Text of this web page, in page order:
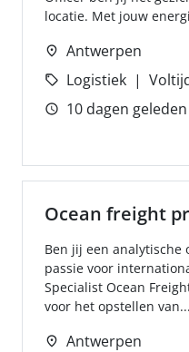
locatie. Met jouw
Antwerpen
Logistiek
10 dagen geleden
Ocean freight
Ben jij een analytische
passie voor
Specialist Ocean
voor het opstellen van...
Antwerpen